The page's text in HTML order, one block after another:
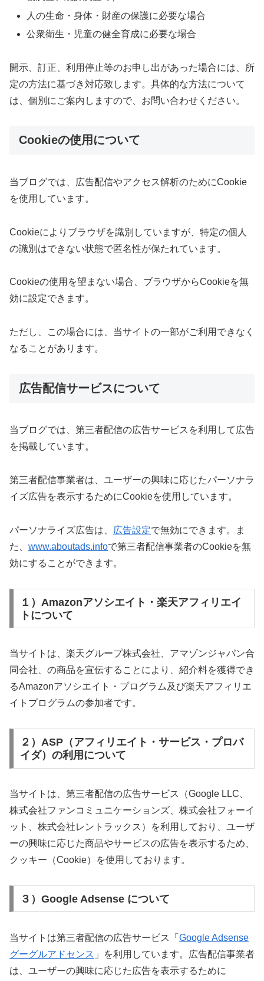
人の生命・身体・財産の保護に必要な場合
公衆衛生・児童の健全育成に必要な場合
開示、訂正、利用停止等のお申し出があった場合には、所
定の方法に基づき対応致します。具体的な方法について
は、個別にご案内しますので、お問い合わせください。
Cookieの使用について
当ブログでは、広告配信やアクセス解析のためにCookie
を使用しています。
Cookieによりブラウザを識別していますが、特定の個人
の識別はできない状態で匿名性が保たれています。
Cookieの使用を望まない場合、ブラウザからCookieを無
効に設定できます。
ただし、この場合には、当サイトの一部がご利用できなく
なることがあります。
広告配信サービスについて
当ブログでは、第三者配信の広告サービスを利用して広告
を掲載しています。
第三者配信事業者は、ユーザーの興味に応じたパーソナラ
イズ広告を表示するためにCookieを使用しています。
パーソナライズ広告は、 広告設定で無効にできます。ま
た、 www.aboutads.infoで第三者配信事業者のCookieを無
効にすることができます。
１）Amazonアソシエイト・楽天アフィリエイ
トについて
当サイトは、楽天グループ株式会社、アマゾンジャパン合
同会社、の商品を宣伝することにより、紹介料を獲得でき
るAmazonアソシエイト・プログラム及び楽天アフィリエ
イトプログラムの参加者です。
２）ASP（アフィリエイト・サービス・プロバ
イダ）の利用について
当サイトは、第三者配信の広告サービス（Google LLC、
株式会社ファンコミュニケーションズ、株式会社フォーイ
ット、株式会社レントラックス ）を利用しており、ユーザ
ーの興味に応じた商品やサービスの広告を表示するため、
クッキー（Cookie）を使用しております。
３）Google Adsense について
当サイトは第三者配信の広告サービス「 Google Adsense
グーグルアドセンス 」を利用しています。広告配信事業者
は、ユーザーの興味に応じた広告を表示するために